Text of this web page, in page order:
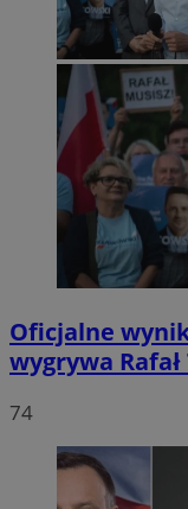
Oficjalne
wygrywa
74